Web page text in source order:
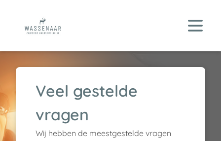
Veel gestelde
vragen
Wij hebben de meestgestelde vragen